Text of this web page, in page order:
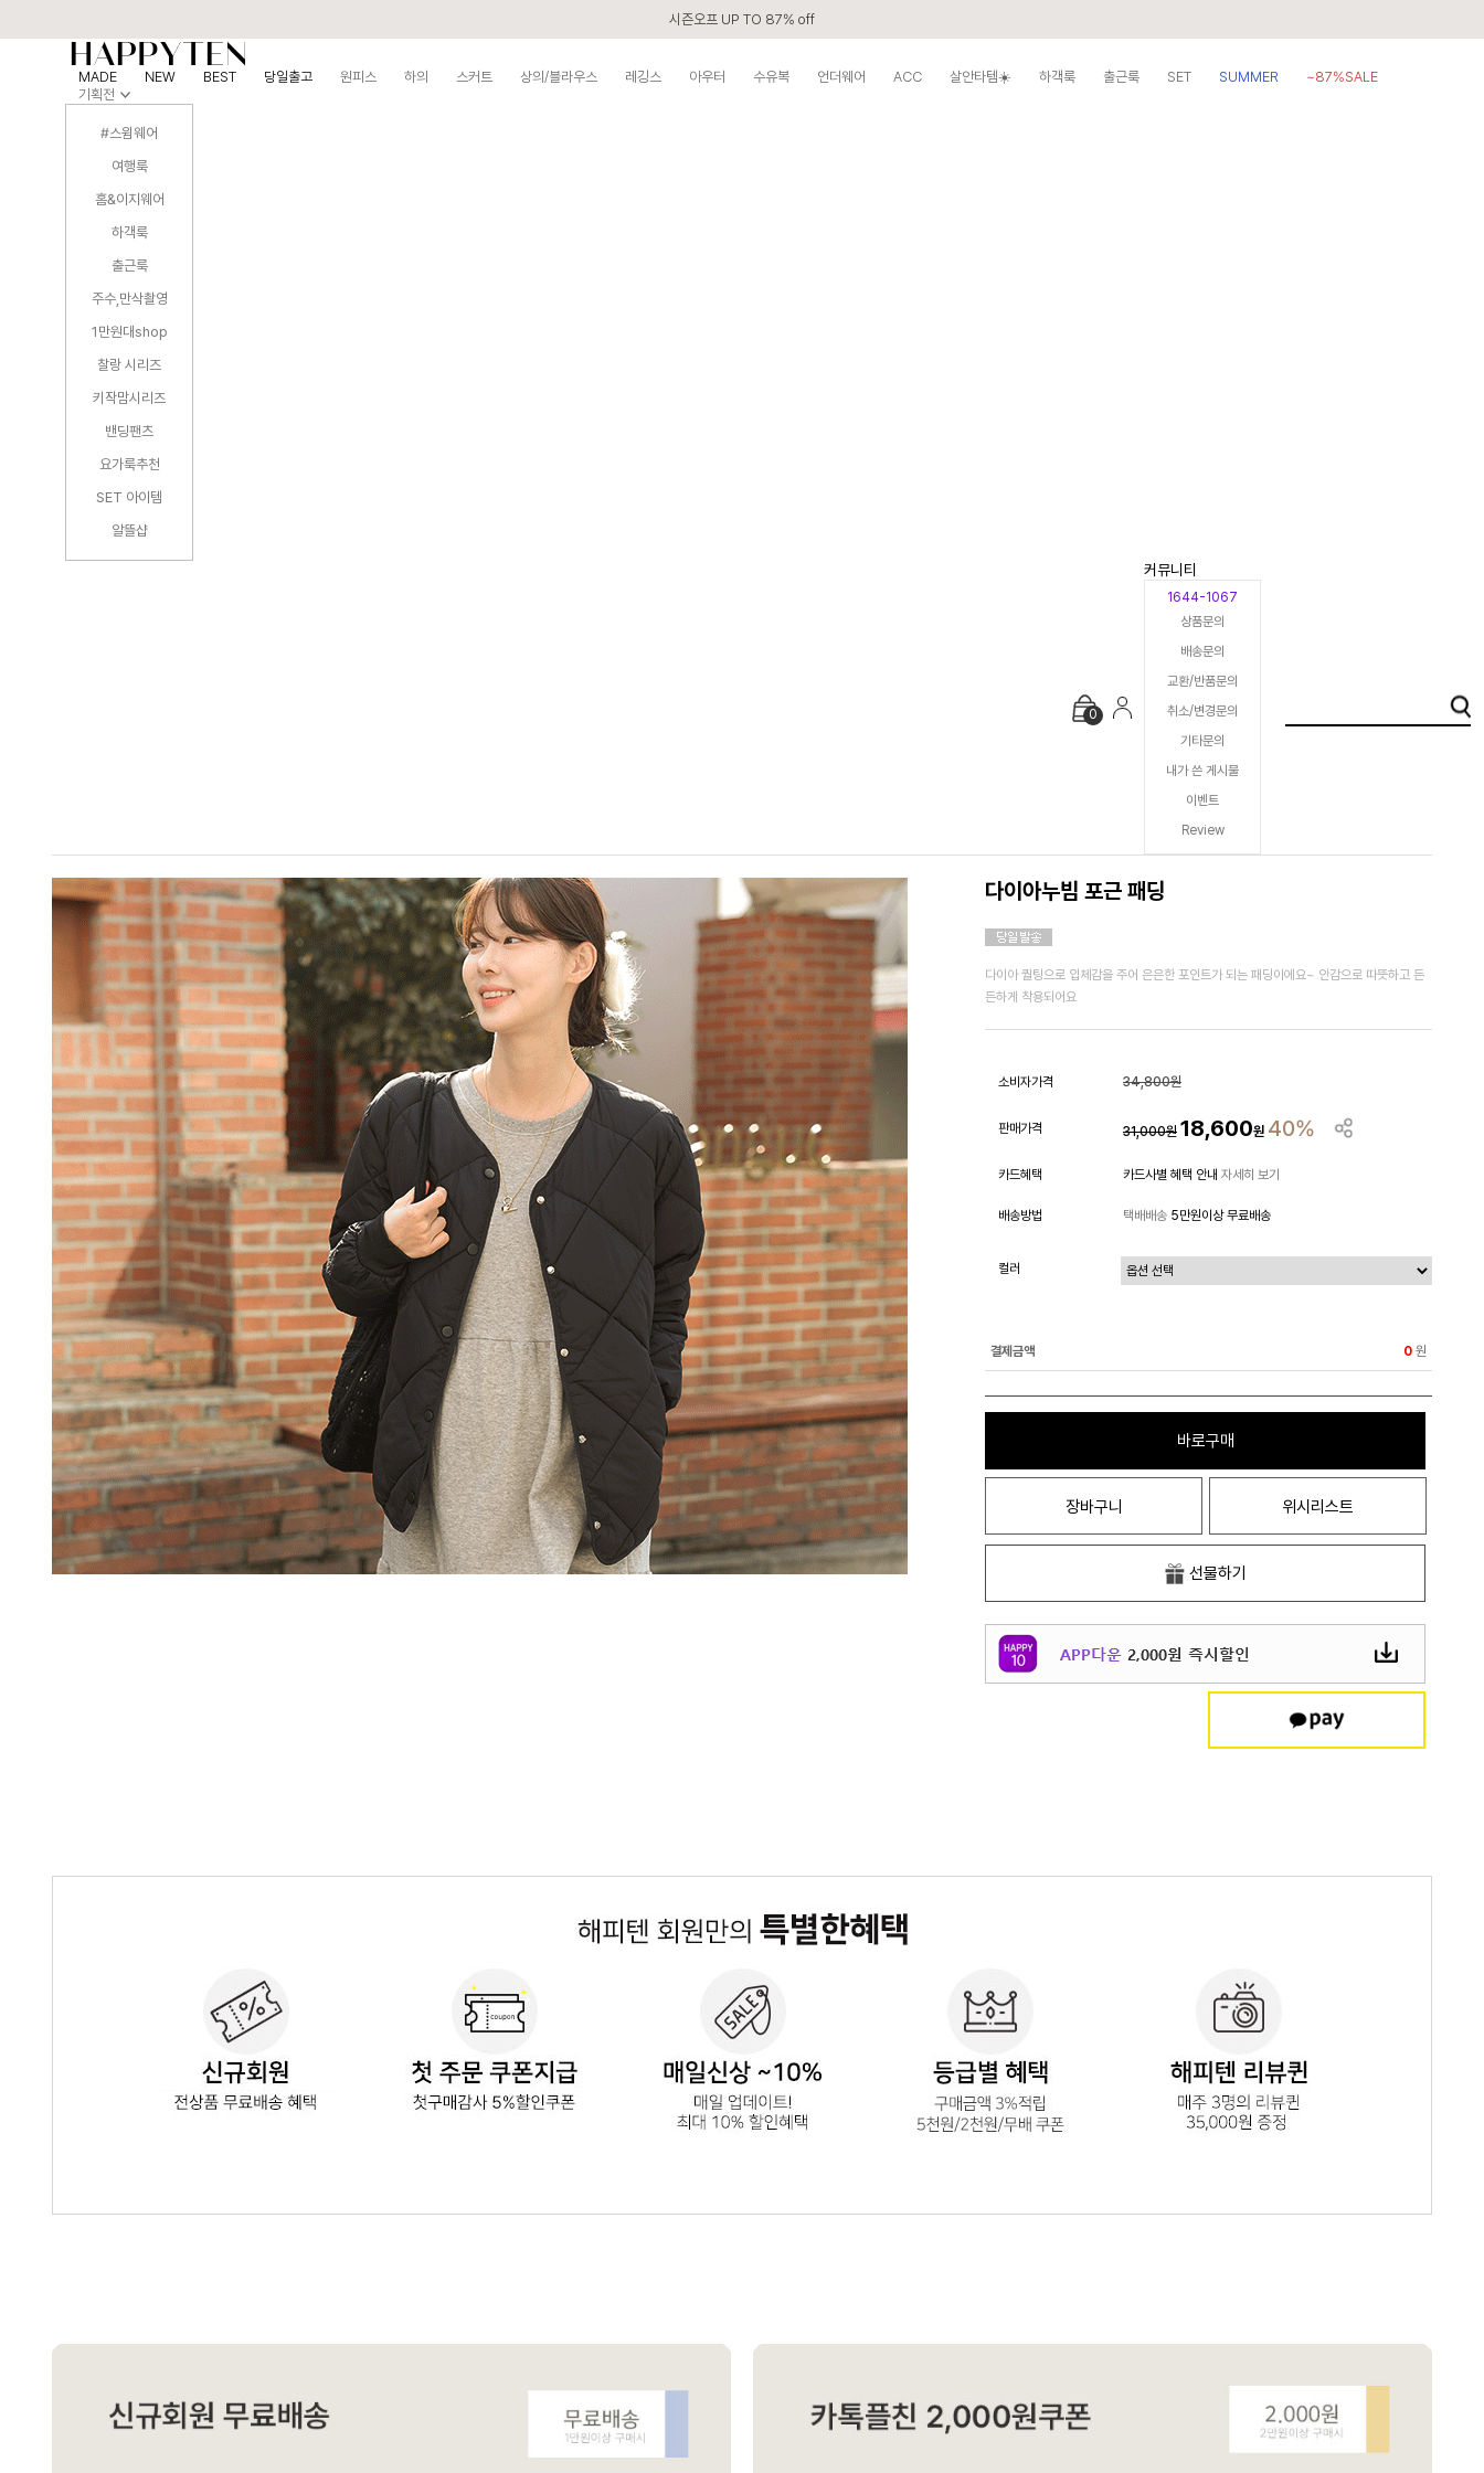
시즌오프 UP TO 87% off
MADE NEW BEST 당일출고 원피스 하의 스커트 상의/블라우스 레깅스 아우터 수유복 언더웨어 ACC 살안타템☀️ 하객룩 출근룩 SET SUMMER
~87%SALE
기획전
#스윔웨어
여행룩
홈&이지웨어
하객룩
출근룩
주수,만삭촬영
1만원대shop
찰랑 시리즈
키작맘시리즈
밴딩팬츠
요가룩추천
SET 아이템
알뜰샵
0
커뮤니티
1644-1067
상품문의
배송문의
교환/반품문의
취소/변경문의
기타문의
내가 쓴 게시물
이벤트
Review
다이아누빔 포근 패딩
다이아 퀄팅으로 입체감을 주어 은은한 포인트가 되는 패딩이에요~ 안감으로 따뜻하고 든
든하게 착용되어요
소비자가격 34,800원
판매가격 31,000원 18,600원 40%
카드혜택 카드사별 혜택 안내 자세히 보기
배송방법 택배배송 5만원이상 무료배송
컬러
결제금액 0 원
바로구매
장바구니 위시리스트
선물하기